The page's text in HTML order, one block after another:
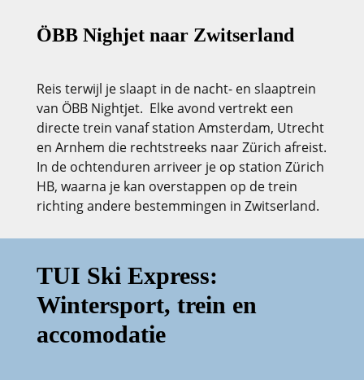
ÖBB Nighjet naar Zwitserland
Reis terwijl je slaapt in de nacht- en slaaptrein
van ÖBB Nightjet. Elke avond vertrekt een
directe trein vanaf station Amsterdam, Utrecht
en Arnhem die rechtstreeks naar Zürich afreist.
In de ochtenduren arriveer je op station Zürich
HB, waarna je kan overstappen op de trein
richting andere bestemmingen in Zwitserland.
TUI Ski Express:
Wintersport, trein en
accomodatie